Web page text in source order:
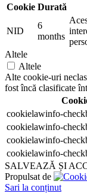
Cookie Durată
NID
6
months
Altele
Altele
Alte cookie-uri
fost încă clasificate
cookielawinfo-
cookielawinfo-
cookielawinfo-
cookielawinfo-
SALVEAZĂ ȘI
Propulsat de
Sari la conținut